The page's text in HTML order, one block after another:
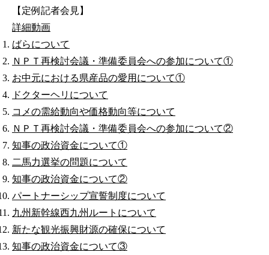
【定例記者会見】
詳細動画
ばらについて
ＮＰＴ再検討会議・準備委員会への参加について①
お中元における県産品の愛用について①
ドクターヘリについて
コメの需給動向や価格動向等について
ＮＰＴ再検討会議・準備委員会への参加について②
知事の政治資金について①
二馬力選挙の問題について
知事の政治資金について②
パートナーシップ宣誓制度について
九州新幹線西九州ルートについて
新たな観光振興財源の確保について
知事の政治資金について③